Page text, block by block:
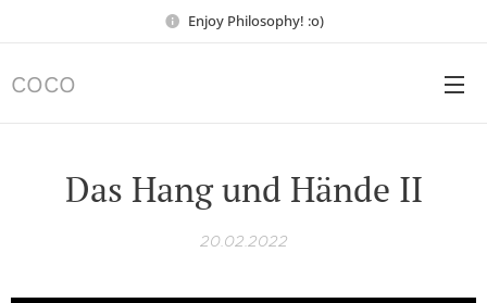
Enjoy Philosophy! :o)
COCO
Das Hang und Hände II
20.02.2022